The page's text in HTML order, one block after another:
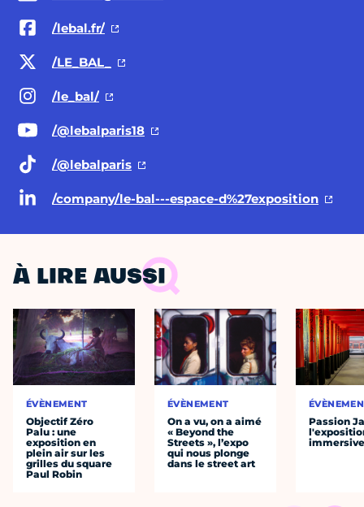
/lebal.fr/
/LE_BAL_
/le_bal/
/@lebalparis18
/@lebalparis
/company/le-bal---espace-d%27exposition
À LIRE AUSSI
ÉVÈNEMENT
Objectif Zéro
Palu : une
exposition en
plein air sur les
grilles du square
Paul Robin
ÉVÈNEMENT
On a vu, on a aimé
« Beyond the
Streets », l’expo
qui nous plonge
dans le street art
Passion